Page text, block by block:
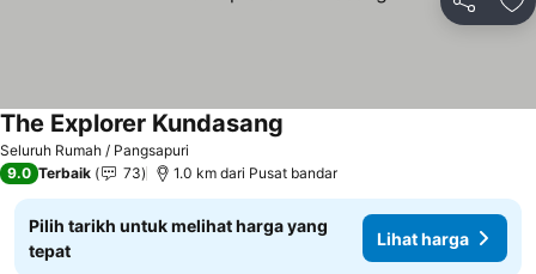
Kongsi
Seluruh Rumah / Pangsapuri
The Explorer Kundasang
9.0 Terbaik 73 1.0 km dari Pusat bandar
Pilih tarikh untuk melihat harga yang
tepat
Lihat harga